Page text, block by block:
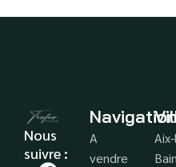
Nous
suivre :
A
vendre